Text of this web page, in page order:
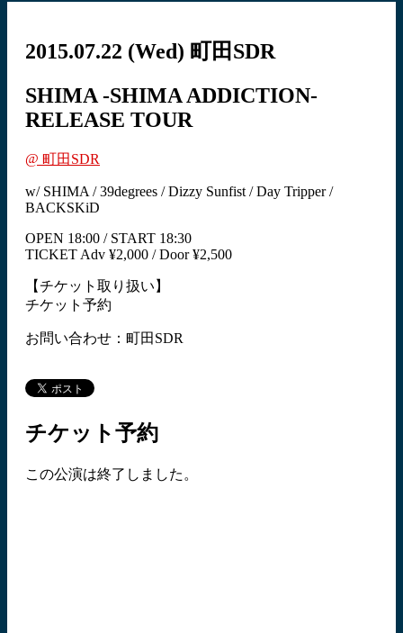
2015.07.22 (Wed) 町田SDR
SHIMA -SHIMA ADDICTION-
RELEASE TOUR
@ 町田SDR
w/ SHIMA / 39degrees / Dizzy Sunfist / Day Tripper /
BACKSKiD
OPEN 18:00 / START 18:30
TICKET Adv ¥2,000 / Door ¥2,500
【チケット取り扱い】
チケット予約
お問い合わせ：町田SDR
チケット予約
この公演は終了しました。